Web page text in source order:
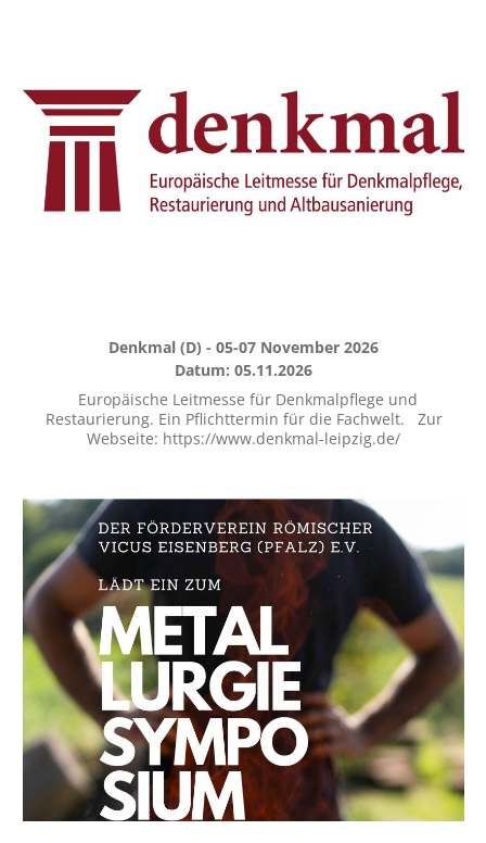
Denkmal (D) - 05-07 November 2026
Datum: 05.11.2026
Europäische Leitmesse für Denkmalpflege und
Restaurierung. Ein Pflichttermin für die Fachwelt. Zur
Webseite: https://www.denkmal-leipzig.de/